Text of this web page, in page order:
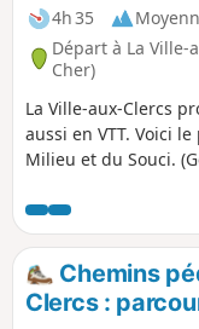
4h 35
Départ à La Ville-
Cher)
La Ville-aux-Clercs
aussi en VTT. Voici
Milieu et du Souci.
Chemins
Clercs :